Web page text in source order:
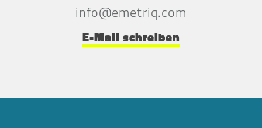
info@emetriq.com
E-Mail schreiben